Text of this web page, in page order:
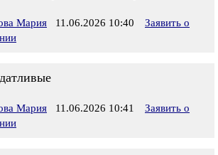
Мария 11.06.2026 10:40
Заявить о
Мария 11.06.2026 10:41
Заявить о